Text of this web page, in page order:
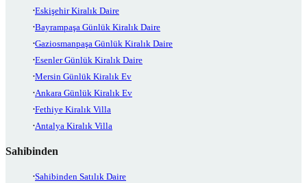
Eskişehir Kiralık Daire
Bayrampaşa Günlük Kiralık Daire
Gaziosmanpaşa Günlük Kiralık Daire
Esenler Günlük Kiralık Daire
Mersin Günlük Kiralık Ev
Ankara Günlük Kiralık Ev
Fethiye Kiralık Villa
Antalya Kiralık Villa
Sahibinden
Sahibinden Satılık Daire